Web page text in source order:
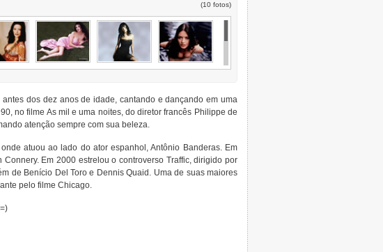
(10 fotos)
dos dez anos de idade, cantando e dançando em uma
no filme As mil e uma noites, do diretor francês Philippe de
atenção sempre com sua beleza.
atuou ao lado do ator espanhol, Antônio Banderas. Em
Em 2000 estrelou o controverso Traffic, dirigido por
de Benício Del Toro e Dennis Quaid. Uma de suas maiores
pelo filme Chicago.